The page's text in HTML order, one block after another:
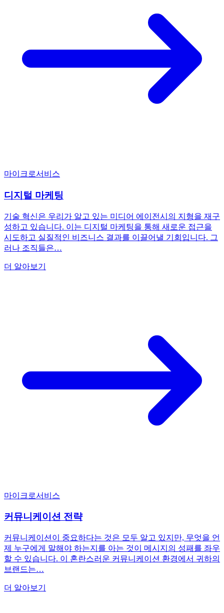
마이크로서비스
디지털 마케팅
기술 혁신은 우리가 알고 있는 미디어 에이전시의 지형을 재구
성하고 있습니다. 이는 디지털 마케팅을 통해 새로운 접근을
시도하고 실질적인 비즈니스 결과를 이끌어낼 기회입니다. 그
러나 조직들은…
더 알아보기
마이크로서비스
커뮤니케이션 전략
커뮤니케이션이 중요하다는 것은 모두 알고 있지만, 무엇을 언
제 누구에게 말해야 하는지를 아는 것이 메시지의 성패를 좌우
할 수 있습니다. 이 혼란스러운 커뮤니케이션 환경에서 귀하의
브랜드는…
더 알아보기